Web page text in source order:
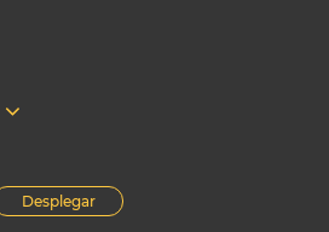
Desplegar